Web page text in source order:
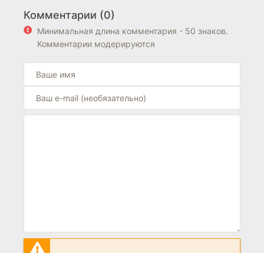
Блок "Похожие фильмы" находится выше блока FAQ на
странице.
Комментарии (0)
Минимальная длина комментария - 50 знаков.
Комментарии модерируются